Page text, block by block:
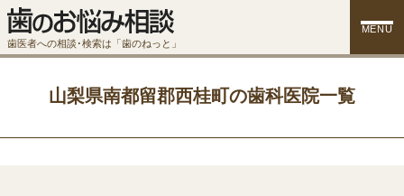
歯医者への相談･検索は「歯のねっと」
MENU
山梨県南都留郡西桂町の歯科医院一覧